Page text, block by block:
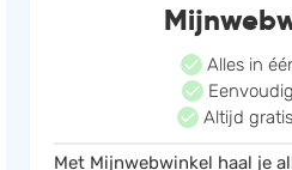
Alles in
Altijd
Met Mijnwebwinkel haal je